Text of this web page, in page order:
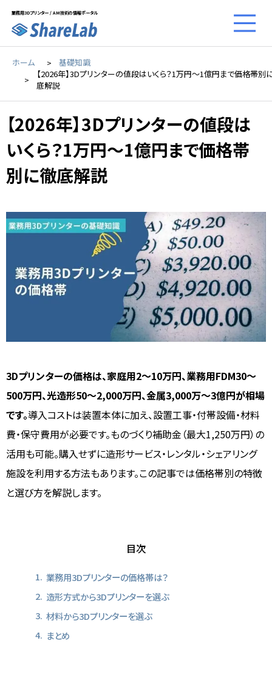
業務用3Dプリンター / AM技術の情報ポータル
ホーム
基礎知識
【2026年】3Dプリンターの値段はいくら？1万円〜1億円まで価格帯別
底解説
【2026年】3Dプリンターの値段は
いくら？1万円〜1億円まで価格帯
別に徹底解説
3Dプリンターの価格は、家庭用2〜10万円、業務用FDM30〜
500万円、光造形50〜2,000万円、金属3,000万〜3億円が相場
です。導入コストは装置本体に加え、設置工事・付帯設備・材料
費・保守費用が必要です。ものづくり補助金（最大1,250万円）の
活用も可能。購入せずに造形サービス・レンタル・シェアリング
施設を利用する方法もあります。この記事では価格帯別の特徴
と選び方を解説します。
目次
業務用3Dプリンターの価格帯は？
造形方式から3Dプリンターを選ぶ
材料から3Dプリンターを選ぶ
まとめ